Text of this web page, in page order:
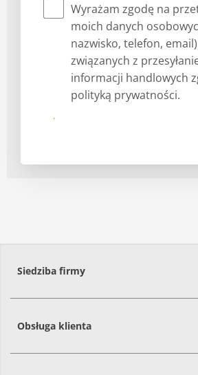
Wyrażam zgodę na
moich danych
nazwisko, telefon,
związanych z
informacji handlowych
polityką prywatności.
Prześlij
Siedziba firmy
Obsługa klienta